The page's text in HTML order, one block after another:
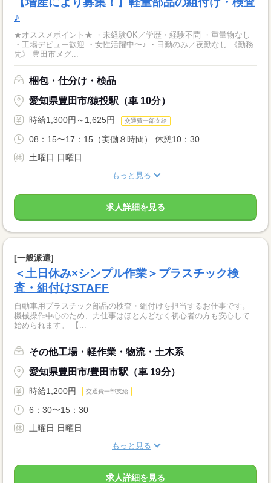
♪
★オススメポイント★ ・未経験OK／学歴・経験不問 ・重量物なし
・工場デビュー歓迎 ・女性活躍中〜♪ ・日勤のみ／夜勤なし 《勤務
先》 豊田市メグ...
梱包・仕分け・検品
愛知県豊田市/猿投駅（車 10分）
時給1,300円～1,625円 交通費一部支給
08：15〜17：15（実働８時間） 休憩10：30...
土曜日 日曜日
もっと見る
求人詳細を見る
[一般派遣]
＜土日休み×シンプル作業＞プラスチック検
査・組付けSTAFF
自動車用プラスチック部品の検査・組付けを担当するお仕事です。
機械操作中心のため、力仕事はほとんどなく初心者の方も安心して
始められます。 【...
その他工場・軽作業・物流・土木系
愛知県豊田市/豊田市駅（車 19分）
時給1,200円 交通費一部支給
6：30〜15：30
土曜日 日曜日
もっと見る
求人詳細を見る